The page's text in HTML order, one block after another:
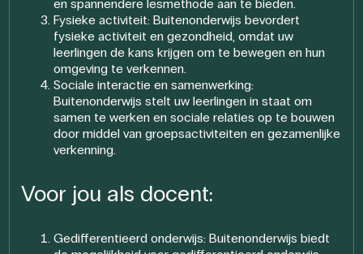
en spannendere lesmethode aan te bieden.
Fysieke activiteit: Buitenonderwijs bevordert
fysieke activiteit en gezondheid, omdat uw
leerlingen de kans krijgen om te bewegen en hun
omgeving te verkennen.
Sociale interactie en samenwerking:
Buitenonderwijs stelt uw leerlingen in staat om
samen te werken en sociale relaties op te bouwen
door middel van groepsactiviteiten en gezamenlijke
verkenning.
Voor jou als docent:
Gedifferentieerd onderwijs: Buitenonderwijs biedt